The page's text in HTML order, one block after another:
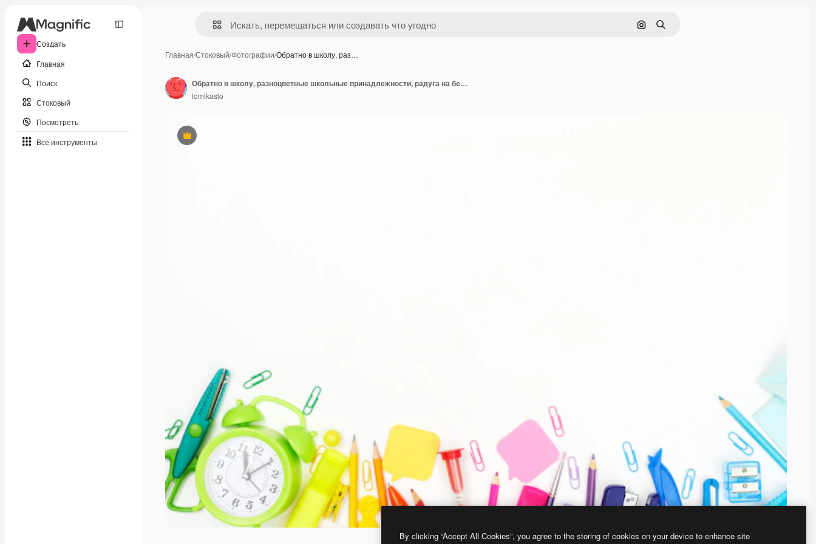
Создать
Главная
Поиск
Стоковый
Посмотреть
Все инструменты
Поиск по изображению
Поиск
Главная/Стоковый/Фотографии/Обратно в школу, раз…
Премиум
Обратно в школу, разноцветные школьные принадлежности, радуга на белом, плоский, copyspace
lomikaslo
By clicking “Accept All Cookies”, you agree to the storing of cookies on your device to enhance site